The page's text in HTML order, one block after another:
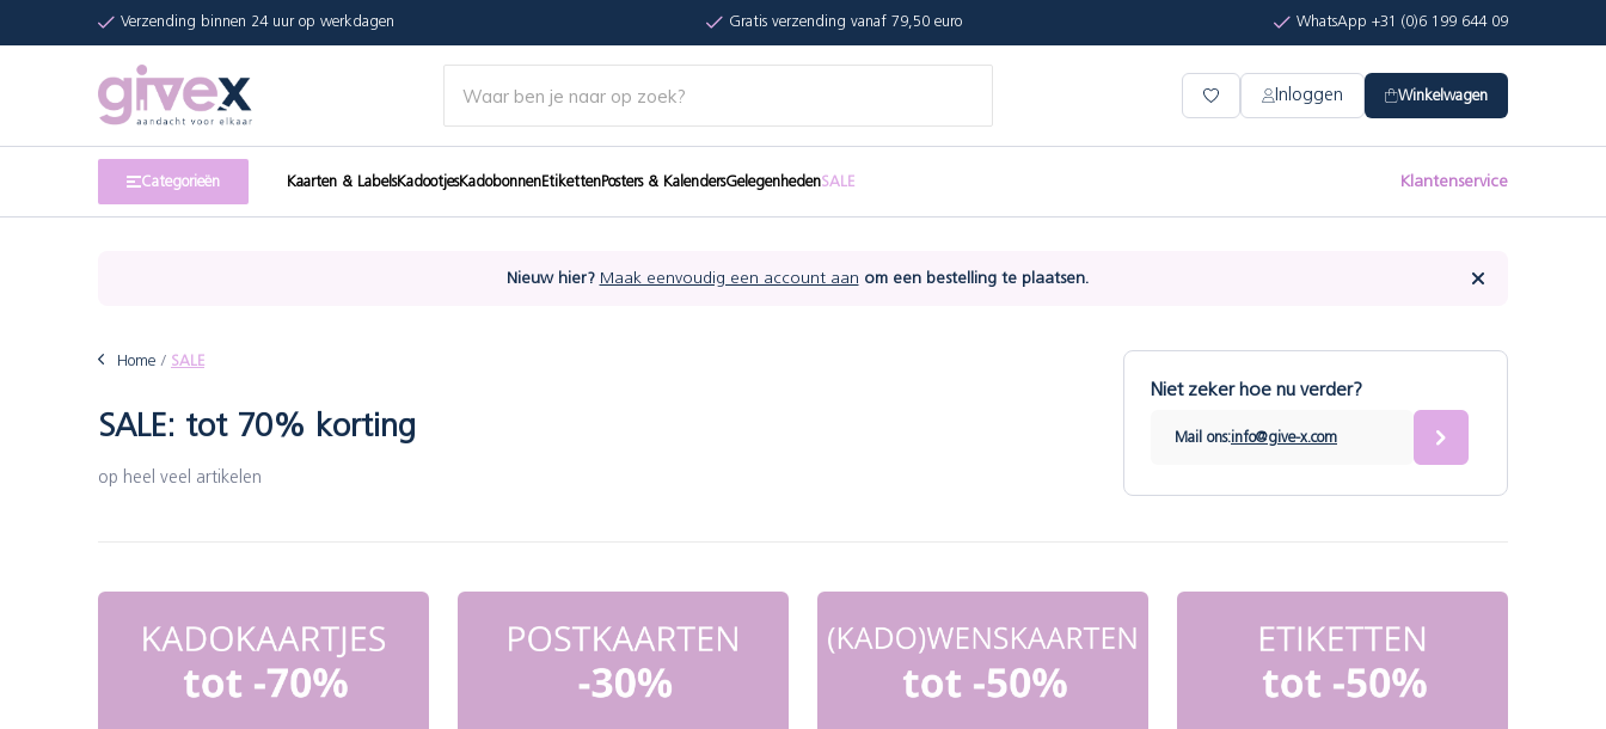
Verzending binnen 24 uur op werkdagen Gratis verzending vanaf 79,50 euro WhatsApp +31 (0)6 199 644 09
Inloggen Winkelwagen
Categorieën Kaarten & LabelsKadootjesKadobonnenEtikettenPosters & KalendersGelegenhedenSALE Klantenservice
Nieuw hier? Maak eenvoudig een account aan om een bestelling te plaatsen.
Home SALE
Niet zeker hoe nu verder?
Mail ons:info@give-x.com
SALE: tot 70% korting
op heel veel artikelen